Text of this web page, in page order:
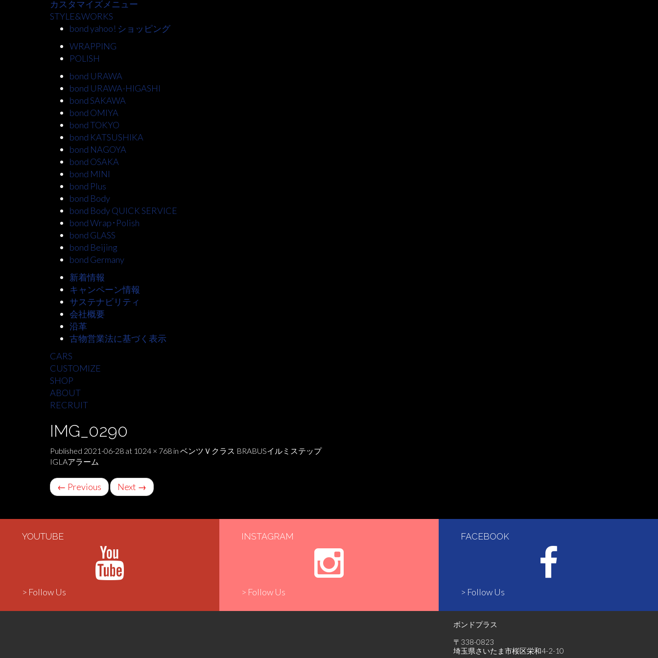
カスタマイズメニュー
STYLE&WORKS
bond yahoo! ショッピング
WRAPPING
POLISH
bond URAWA
bond URAWA-HIGASHI
bond SAKAWA
bond OMIYA
bond TOKYO
bond KATSUSHIKA
bond NAGOYA
bond OSAKA
bond MINI
bond Plus
bond Body
bond Body QUICK SERVICE
bond Wrap･Polish
bond GLASS
bond Beijing
bond Germany
新着情報
キャンペーン情報
サステナビリティ
会社概要
沿革
古物営業法に基づく表示
CARS
CUSTOMIZE
SHOP
ABOUT
RECRUIT
IMG_0290
Published 2021-06-28 at 1024 × 768 in ベンツＶクラス BRABUSイルミステップ
IGLAアラーム
← Previous Next →
YOUTUBE
> Follow Us
INSTAGRAM
> Follow Us
FACEBOOK
> Follow Us
ボンドプラス
〒338-0823
埼玉県さいたま市桜区栄和4-2-10